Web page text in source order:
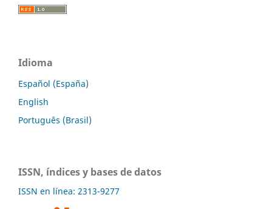
Idioma
Español (España)
English
Português (Brasil)
ISSN, índices y bases de datos
ISSN en línea: 2313-9277